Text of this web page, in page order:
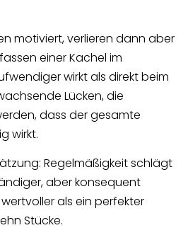
motiviert, verlieren dann aber
einer Kachel im
wirkt als direkt beim
Lücken, die
dass der gesamte
wirkt.
Regelmäßigkeit schlägt
aber konsequent
als ein perfekter
Stücke.